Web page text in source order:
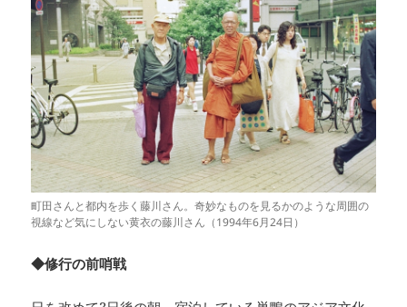
町田さんと都内を歩く藤川さん。奇妙なものを見るかのような周囲の
視線など気にしない黄衣の藤川さん（1994年6月24日）
◆修行の前哨戦